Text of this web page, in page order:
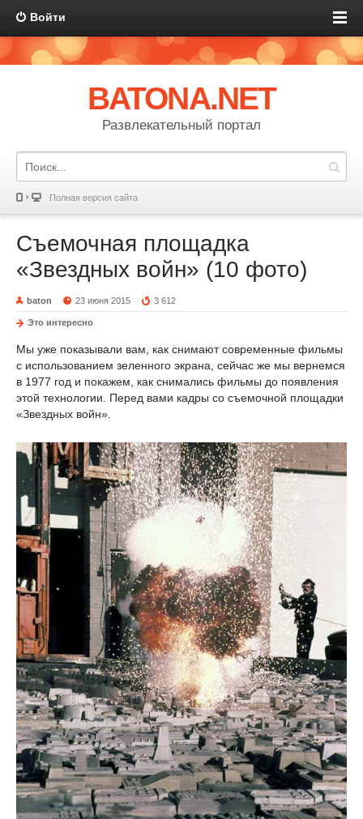
Войти
BATONA.NET
Развлекательный портал
Полная версия сайта
Съемочная площадка
«Звездных войн» (10 фото)
baton 23 июня 2015 3 612
Это интересно
Мы уже показывали вам, как снимают современные фильмы
с использованием зеленного экрана, сейчас же мы вернемся
в 1977 год и покажем, как снимались фильмы до появления
этой технологии. Перед вами кадры со съемочной площадки
«Звездных войн».